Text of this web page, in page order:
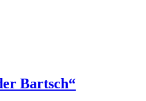
Bartsch“